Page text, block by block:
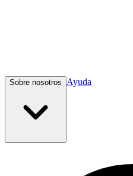
Sobre nosotros Ayuda